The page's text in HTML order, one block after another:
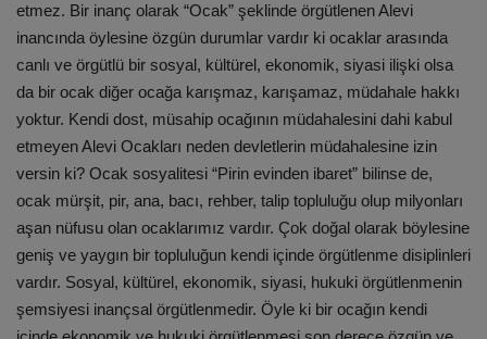
etmez. Bir inanç olarak “Ocak” şeklinde örgütlenen Alevi
inancında öylesine özgün durumlar vardır ki ocaklar arasında
canlı ve örgütlü bir sosyal, kültürel, ekonomik, siyasi ilişki olsa
da bir ocak diğer ocağa karışmaz, karışamaz, müdahale hakkı
yoktur. Kendi dost, müsahip ocağının müdahalesini dahi kabul
etmeyen Alevi Ocakları neden devletlerin müdahalesine izin
versin ki? Ocak sosyalitesi “Pirin evinden ibaret” bilinse de,
ocak mürşit, pir, ana, bacı, rehber, talip topluluğu olup milyonları
aşan nüfusu olan ocaklarımız vardır. Çok doğal olarak böylesine
geniş ve yaygın bir topluluğun kendi içinde örgütlenme disiplinleri
vardır. Sosyal, kültürel, ekonomik, siyasi, hukuki örgütlenmenin
şemsiyesi inançsal örgütlenmedir. Öyle ki bir ocağın kendi